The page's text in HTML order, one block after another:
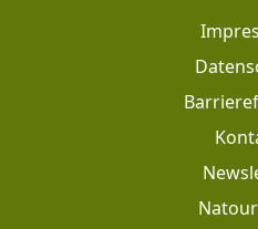
Footer: Meta Navigation